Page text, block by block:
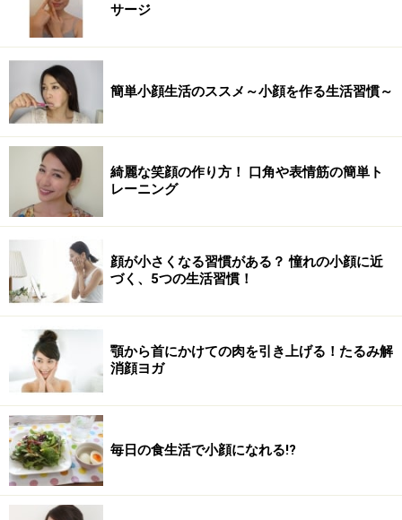
サージ
簡単小顔生活のススメ～小顔を作る生活習慣～
綺麗な笑顔の作り方！ 口角や表情筋の簡単ト
レーニング
顔が小さくなる習慣がある？ 憧れの小顔に近
づく、5つの生活習慣！
顎から首にかけての肉を引き上げる！たるみ解
消顔ヨガ
毎日の食生活で小顔になれる!?